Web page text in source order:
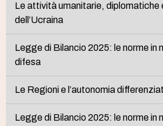
Le attività umanitarie, diplomatiche
dell’Ucraina
Legge di Bilancio 2025: le norme in
difesa
Le Regioni e l’autonomia
Legge di Bilancio 2025: le norme in